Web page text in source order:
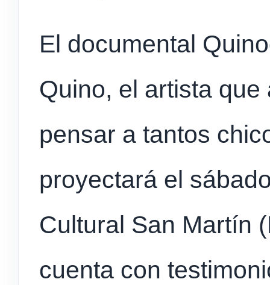
El documental
Quino, el artista
pensar a tantos
proyectará el
Cultural San Martín
cuenta con